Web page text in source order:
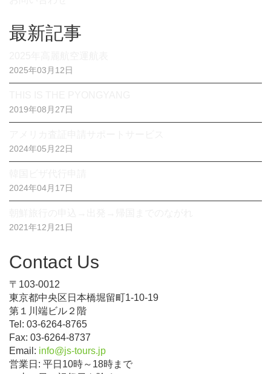
最新記事
2025年03月12日
2019年08月27日
2024年05月22日
2024年04月17日
2021年12月21日
Contact Us
〒103-0012
東京都中央区日本橋堀留町1-10-19
第１川端ビル２階
Tel: 03-6264-8765
Fax: 03-6264-8737
Email: info@js-tours.jp
営業日: 平日10時～18時まで